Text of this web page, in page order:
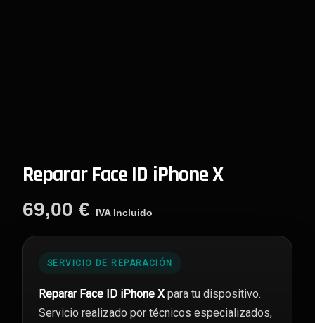
Reparar Face ID iPhone X
69,00 € IVA Incluido
SERVICIO DE REPARACIÓN
Reparar Face ID iPhone Xpara tu dispositivo.
Servicio realizado por técnicos especializados,